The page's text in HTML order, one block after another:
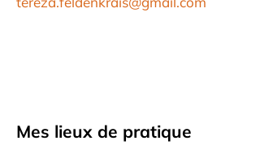
Mes lieux de pratique